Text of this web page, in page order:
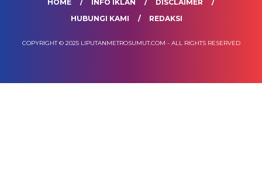
HOME INFO IKLAN
DISCLAIMER
HUBUNGI KAMI
REDAKSI
COPYRIGHT © 2025 LIPUTANMETROSUMUT.COM - ALL RIGHTS RESERVED